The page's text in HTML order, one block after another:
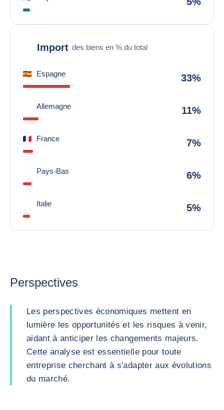
Import des biens en % du total
Espagne 33%
Allemagne 11%
France 7%
Pays-Bas 6%
Italie 5%
Perspectives
Les perspectives économiques mettent en
lumière les opportunités et les risques à venir,
aidant à anticiper les changements majeurs.
Cette analyse est essentielle pour toute
entreprise cherchant à s'adapter aux évolutions
du marché.